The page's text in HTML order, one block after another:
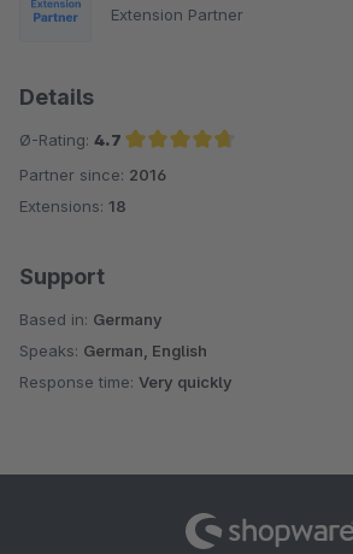
Extension Partner
Details
Ø-Rating: 4.7
Average rating of 4.7 out of 5 stars
Partner since: 2016
Extensions: 18
Support
Based in: Germany
Speaks: German, English
Response time: Very quickly